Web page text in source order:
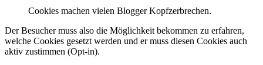
Cookies machen vielen Blogger Kopfzerbrechen.
Der Besucher muss also die Möglichkeit bekommen zu erfahren,
welche Cookies gesetzt werden und er muss diesen Cookies auch
aktiv zustimmen (Opt-in).